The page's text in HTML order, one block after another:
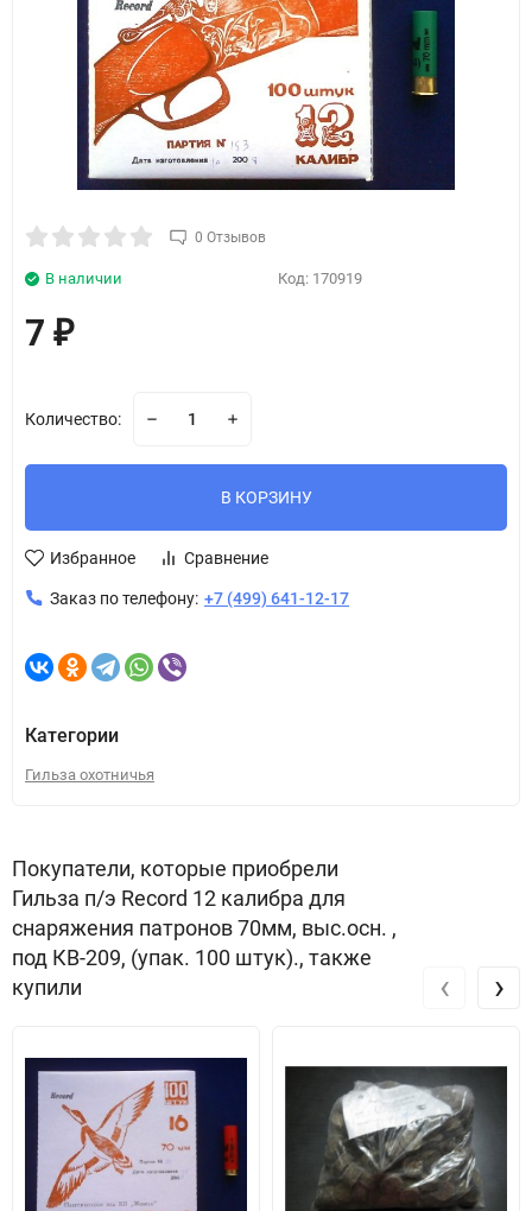
0 Отзывов
Код: 170919
В наличии
7 ₽
Количество:
В КОРЗИНУ
Избранное Сравнение
Заказ по телефону: +7 (499) 641-12-17
Категории
Гильза охотничья
Покупатели, которые приобрели
Гильза п/э Record 12 калибра для
снаряжения патронов 70мм, выс.осн. ,
под КВ-209, (упак. 100 штук)., также
купили
‹ ›